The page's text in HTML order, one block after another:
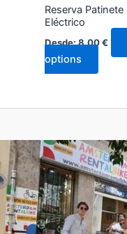
Reserva Patinete
Eléctrico
Desde:8,00€
options